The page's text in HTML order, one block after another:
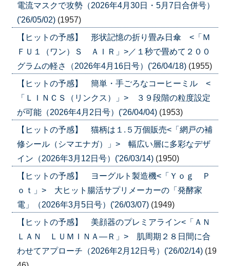
電流マスクで攻勢（2026年4月30日・5月7日合併号）
('26/05/02) (1957)
【ヒットの予感】 形状記憶の折り畳み日傘 <「Ｍ
ＦＵ１（ワン）Ｓ ＡＩＲ」>／１秒で畳めて２００
グラムの軽さ（2026年4月16日号）('26/04/18) (1955)
【ヒットの予感】 簡単・手ごろなコーヒーミル <
「ＬＩＮＣＳ（リンクス）」> ３９段階の粒度設定
が可能（2026年4月2日号）('26/04/04) (1953)
【ヒットの予感】 猫柄は１.５万個販売<「網戸の補
修シール（シマエナガ）」> 幅広い層に多彩なデザ
イン（2026年3月12日号）('26/03/14) (1950)
【ヒットの予感】 ヨーグルト製造機<「Ｙｏｇ Ｐ
ｏｔ」> 大ヒット腸活サプリメーカーの「発酵家
電」（2026年3月5日号）('26/03/07) (1949)
【ヒットの予感】 美顔器のプレミアライン<「ＡＮ
ＬＡＮ ＬＵＭＩＮＡ―Ｒ」> 肌周期２８日間に合
わせてアプローチ（2026年2月12日号）('26/02/14) (19